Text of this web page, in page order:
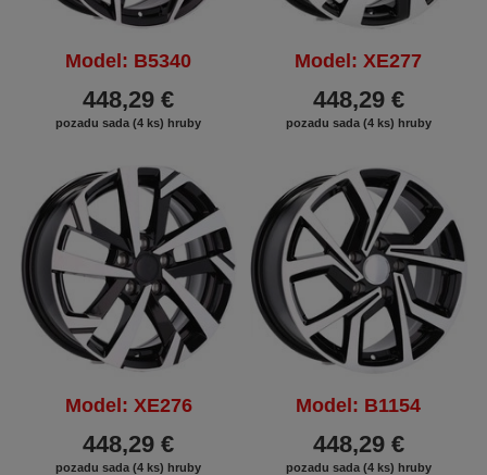
Model: B5340
448,29 €
pozadu sada (4 ks) hruby
Model: XE277
448,29 €
pozadu sada (4 ks) hruby
Model: XE276
448,29 €
pozadu sada (4 ks) hruby
Model: B1154
448,29 €
pozadu sada (4 ks) hruby